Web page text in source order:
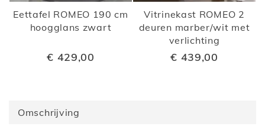
Omschrijving
Eettafel ROMEO 190 cm
hoogglans zwart
€ 429,00
Vitrinekast ROMEO 2
deuren marber/wit met
verlichting
€ 439,00